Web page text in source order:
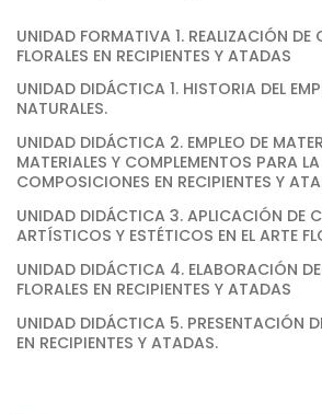
UNIDAD FORMATIVA 1. REALIZACIÓN DE
FLORALES EN RECIPIENTES Y ATADAS
UNIDAD DIDÁCTICA 1. HISTORIA DEL
NATURALES.
UNIDAD DIDÁCTICA 2. EMPLEO DE
MATERIALES Y COMPLEMENTOS PARA
COMPOSICIONES EN RECIPIENTES Y
UNIDAD DIDÁCTICA 3. APLICACIÓN DE
ARTÍSTICOS Y ESTÉTICOS EN EL ARTE
UNIDAD DIDÁCTICA 4. ELABORACIÓN
FLORALES EN RECIPIENTES Y ATADAS
UNIDAD DIDÁCTICA 5. PRESENTACIÓN
EN RECIPIENTES Y ATADAS.